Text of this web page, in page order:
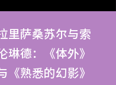
里萨桑苏尔与索
琳德：《体外》
《熟悉的幻影》